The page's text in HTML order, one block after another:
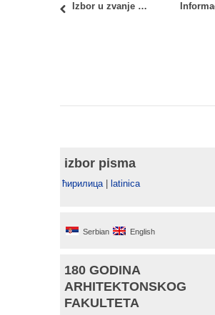
Izbor u zvanje redovnog profesora: dr Ana Radivojević, dipl.inž.arh.
izbor pisma
ћирилица| latinica
Serbian English
180 GODINA
ARHITEKTONSKOG
FAKULTETA